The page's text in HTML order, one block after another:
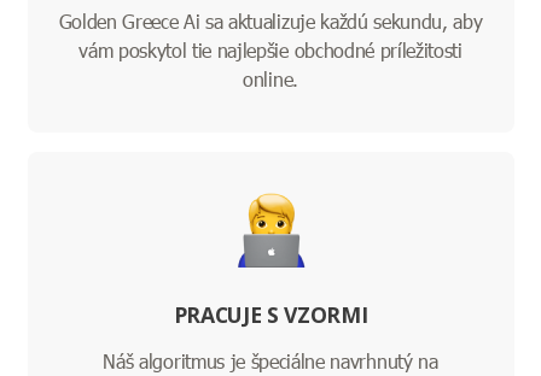
Golden Greece Ai sa aktualizuje každú sekundu, aby
vám poskytol tie najlepšie obchodné príležitosti
online.
PRACUJE S VZORMI
Náš algoritmus je špeciálne navrhnutý na